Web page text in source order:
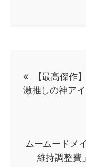
稿
ビ
【最高傑作
激推しの神ア
ムームードメ
維持調整費